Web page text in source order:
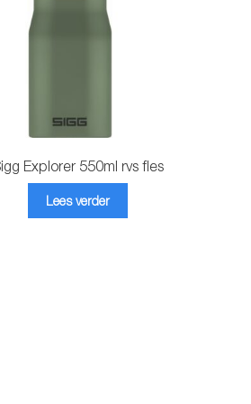
Explorer 550ml rvs fles
Lees verder